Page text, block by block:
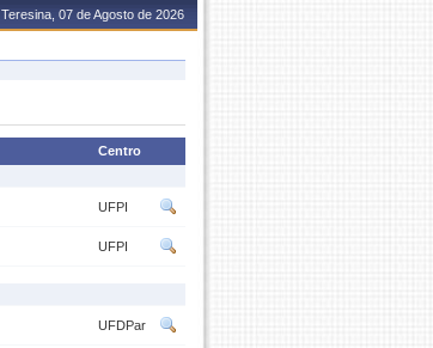
Teresina, 07 de Agosto de 2026
Centro
UFPI
UFPI
UFDPar